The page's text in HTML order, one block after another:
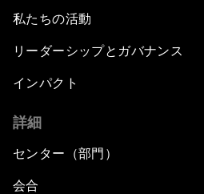
私たちの活動
リーダーシップとガバナンス
インパクト
詳細
センター（部門）
会合